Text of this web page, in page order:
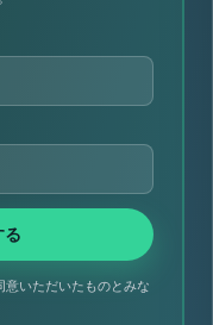
意いただいたものとみな